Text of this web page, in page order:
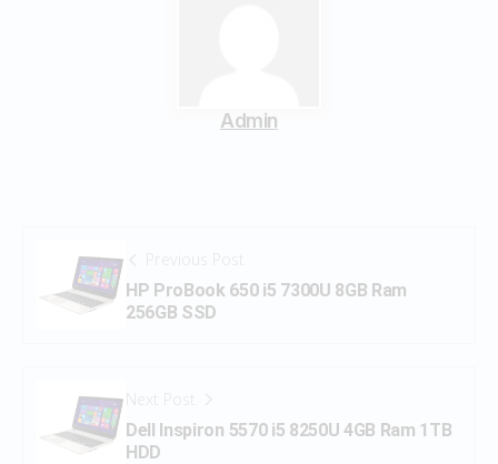
Admin
Previous Post
HP ProBook 650 i5 7300U 8GB Ram
256GB SSD
Next Post
Dell Inspiron 5570 i5 8250U 4GB Ram 1TB
HDD